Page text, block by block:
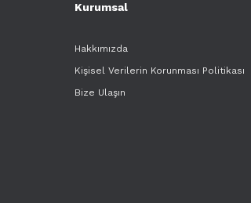
Kurumsal
Hakkımızda
Kişisel Verilerin Korunması Politikası
Bize Ulaşın